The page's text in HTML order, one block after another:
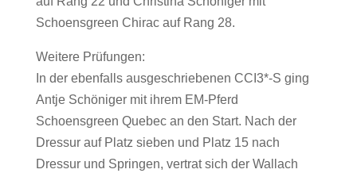
Schoensgreen Chirac auf Rang 28.
Weitere Prüfungen:
In der ebenfalls ausgeschriebenen CCI3*-S ging
Antje Schöniger mit ihrem EM-Pferd
Schoensgreen Quebec an den Start. Nach der
Dressur auf Platz sieben und Platz 15 nach
Dressur und Springen, vertrat sich der Wallach